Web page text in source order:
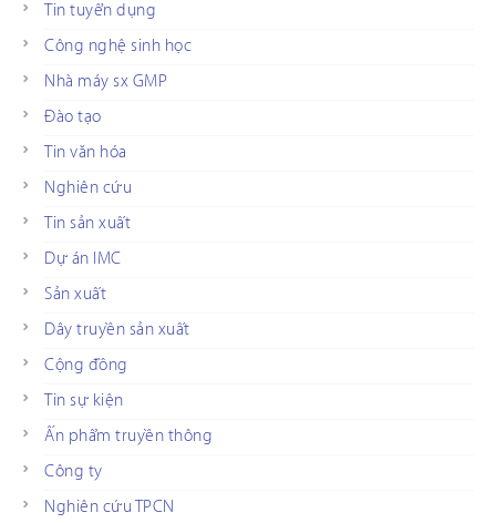
Tin tuyển dụng
Công nghệ sinh học
Nhà máy sx GMP
Đào tạo
Tin văn hóa
Nghiên cứu
Tin sản xuất
Dự án IMC
Sản xuất
Dây truyền sản xuất
Cộng đồng
Tin sự kiện
Ấn phẩm truyền thông
Công ty
Nghiên cứu TPCN